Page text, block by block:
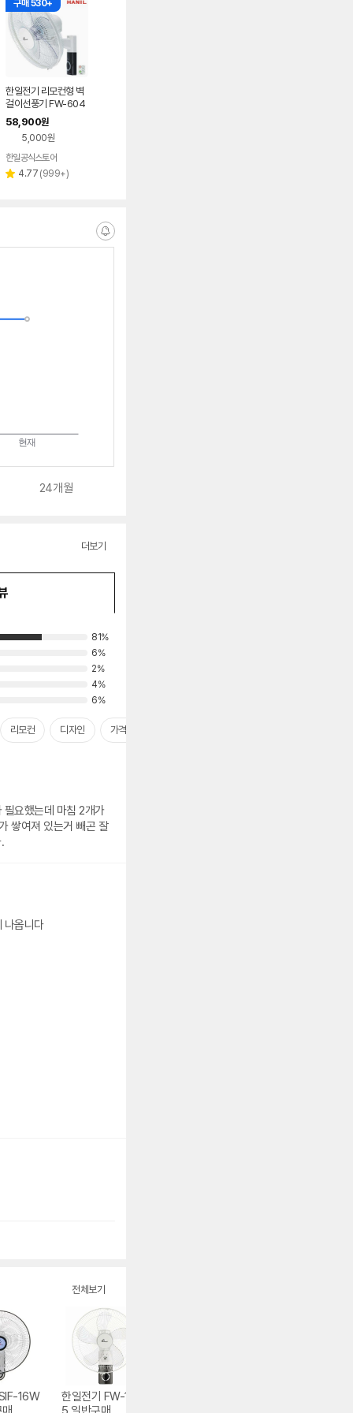
구매 530+
한일전기 리모컨형 벽
걸이선풍기 FW-604
R
58,900원
5,000원
한일공식스토어
별 4.77 리
(999+)
알
24개월
더보기
81%
6%
2%
4%
6%
리모컨 디자인 가격대비
필요했는데 마침 2개가
쌓여져 있는거 빼곤 잘
은 잘알 세게 나옵니다
전체보기
16W
한일전기 FW-160